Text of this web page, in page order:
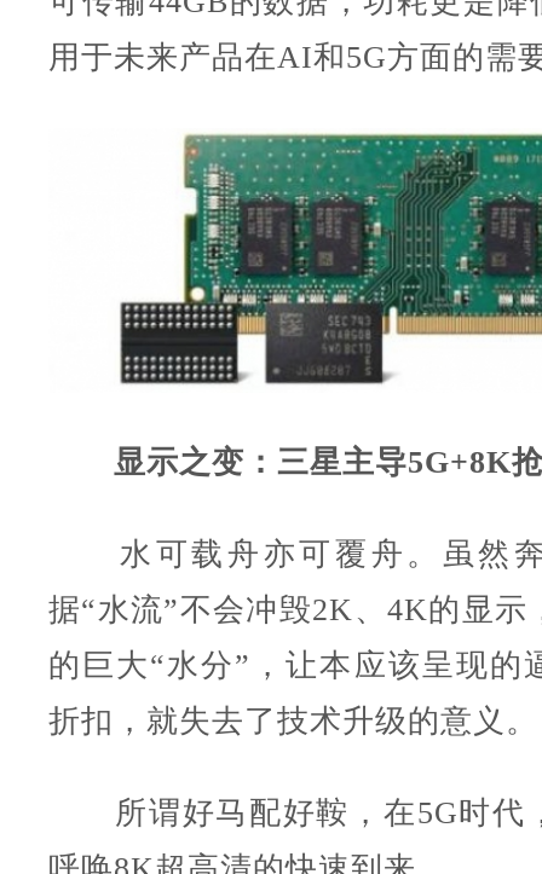
用于未来产品在AI和5G方面的需
显示之变：三星主导5G+8K
水可载舟亦可覆舟。虽然
据“水流”不会冲毁2K、4K的显示
的巨大“水分”，让本应该呈现的
折扣，就失去了技术升级的意义。
所谓好马配好鞍，在5G时代